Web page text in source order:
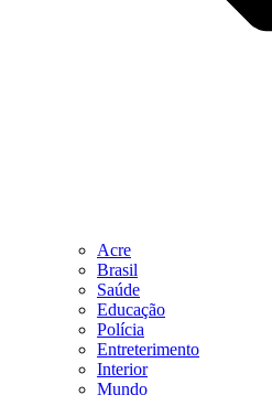
Acre
Brasil
Saúde
Educação
Polícia
Entreterimento
Interior
Mundo